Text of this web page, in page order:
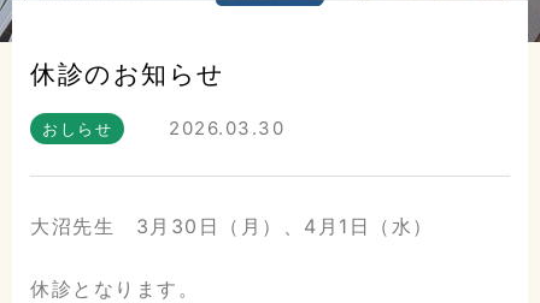
休診のお知らせ
おしらせ 2026.03.30
大沼先生 3月30日（月）、4月1日（水）
休診となります。